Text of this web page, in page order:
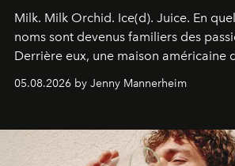
Milk. Milk Orchid. Ice(d). Juice. En
noms sont devenus familiers des
Derrière eux, une maison américaine
une approche aussi intuitive que
05.08.2026 by Jenny Mannerheim